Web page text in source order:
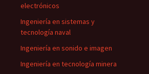
electrónicos
Ingeniería en sistemas y
tecnología naval
Ingeniería en sonido e imagen
Ingeniería en tecnología minera